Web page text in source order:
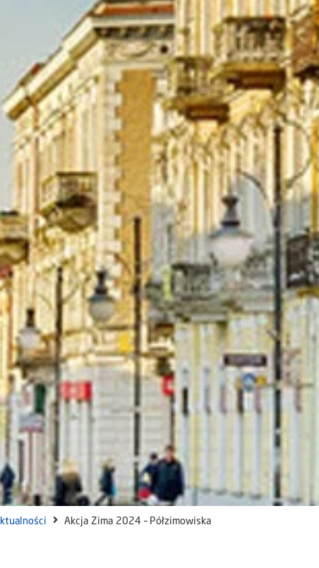
Akcja Zima 2024 – Półzimowiska